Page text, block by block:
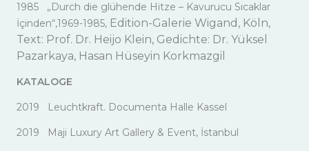
1985 „Durch die glühende Hitze – Kavurucu Sıcaklar
İçinden“,1969-1985, Edition-Galerie Wigand, Köln,
Text: Prof. Dr. Heijo Klein, Gedichte: Dr. Yüksel
Pazarkaya, Hasan Hüseyin Korkmazgil
KATALOGE
2019 Leuchtkraft. Documenta Halle Kassel
2019 Maji Luxury Art Gallery & Event, İstanbul